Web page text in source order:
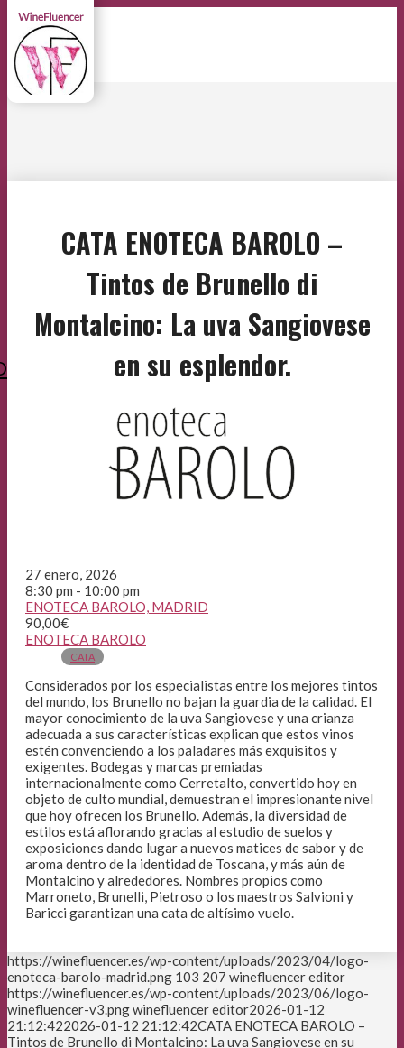
CATA ENOTECA BAROLO –
Tintos de Brunello di
Montalcino: La uva Sangiovese
en su esplendor.
27 enero, 2026
8:30 pm - 10:00 pm
ENOTECA BAROLO, MADRID
90,00€
ENOTECA BAROLO
CATA
Considerados por los especialistas entre los mejores tintos
del mundo, los Brunello no bajan la guardia de la calidad. El
mayor conocimiento de la uva Sangiovese y una crianza
adecuada a sus características explican que estos vinos
estén convenciendo a los paladares más exquisitos y
exigentes. Bodegas y marcas premiadas
internacionalmente como Cerretalto, convertido hoy en
objeto de culto mundial, demuestran el impresionante nivel
que hoy ofrecen los Brunello. Además, la diversidad de
estilos está aflorando gracias al estudio de suelos y
exposiciones dando lugar a nuevos matices de sabor y de
aroma dentro de la identidad de Toscana, y más aún de
Montalcino y alrededores. Nombres propios como
Marroneto, Brunelli, Pietroso o los maestros Salvioni y
Baricci garantizan una cata de altísimo vuelo.
https://winefluencer.es/wp-content/uploads/2023/04/logo-
enoteca-barolo-madrid.png 103 207 winefluencer editor
https://winefluencer.es/wp-content/uploads/2023/06/logo-
winefluencer-v3.pngwinefluencer editor2026-01-12
21:12:422026-01-12 21:12:42CATA ENOTECA BAROLO –
Tintos de Brunello di Montalcino: La uva Sangiovese en su